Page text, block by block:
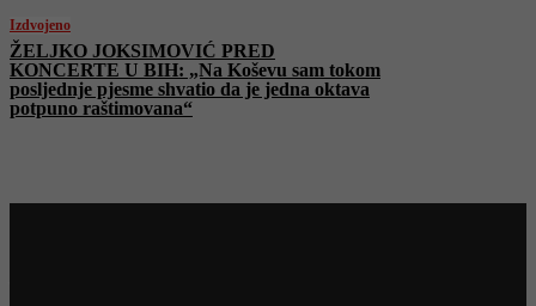
Izdvojeno
ŽELJKO JOKSIMOVIĆ PRED
KONCERTE U BIH: „Na Koševu sam tokom
posljednje pjesme shvatio da je jedna oktava
potpuno raštimovana“